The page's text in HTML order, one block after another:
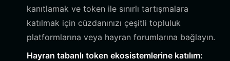
kanıtlamak ve token ile sınırlı tartışmalara
katılmak için cüzdanınızı çeşitli topluluk
platformlarına veya hayran forumlarına bağlayın.
Hayran tabanlı token ekosistemlerine katılım: